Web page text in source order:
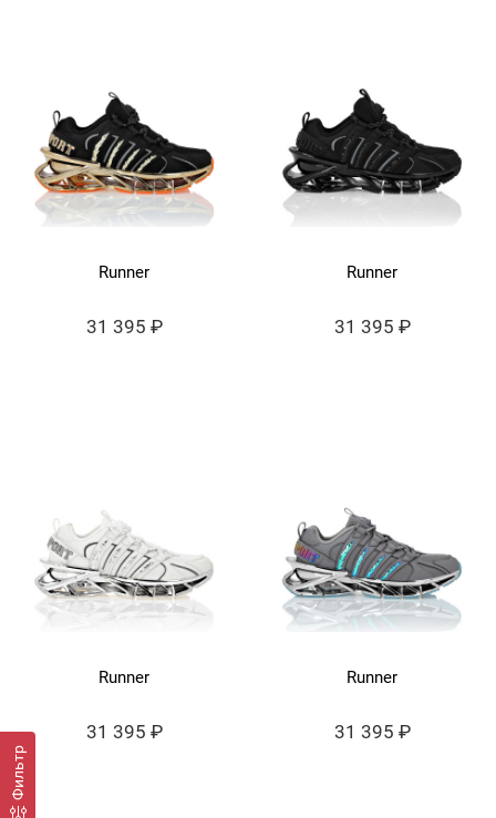
Фильтр
Runner
31 395 ₽
Runner
31 395 ₽
Runner
31 395 ₽
Runner
31 395 ₽